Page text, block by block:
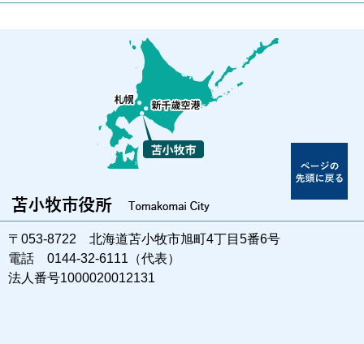
〒053-8722 北海道苫小牧市旭町4丁目5番6号
電話 0144-32-6111（代表）
法人番号1000020012131